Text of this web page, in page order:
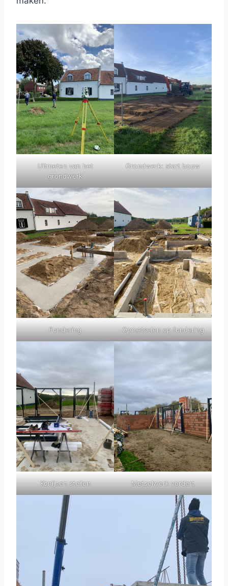
Uitmeten van het
grondwerk
Grondwerk: start bouw
Fundering Opmetselen op fundering
Konijnen stellen Metselwerk vordert